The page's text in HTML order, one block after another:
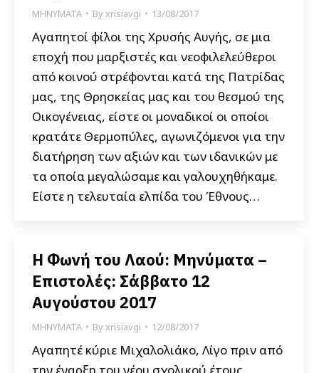
ΜΗΝΥΜΑΤΑ Byxrisiavgi 13/08/2017
Αγαπητοί φίλοι της Χρυσής Αυγής, σε μια
εποχή που μαρξιστές και νεοφιλελεύθεροι
από κοινού στρέφονται κατά της Πατρίδας
μας, της Θρησκείας μας και του θεσμού της
Οικογένειας, είστε οι μοναδικοί οι οποίοι
κρατάτε Θερμοπύλες, αγωνιζόμενοι για την
διατήρηση των αξιών και των ιδανικών με
τα οποία μεγαλώσαμε και γαλουχηθήκαμε.
Είστε η τελευταία ελπίδα του Έθνους…
Η Φωνή του Λαού: Μηνύματα –
Επιστολές: Σάββατο 12
Αυγούστου 2017
ΜΗΝΥΜΑΤΑ Byxrisiavgi 12/08/2017
Αγαπητέ κύριε Μιχαλολιάκο, Λίγο πριν από